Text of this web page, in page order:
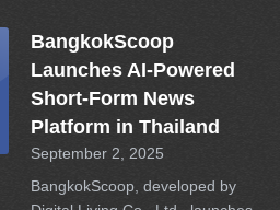
BangkokScoop
Launches AI-Powered
Short-Form News
Platform in Thailand
September 2, 2025
BangkokScoop, developed by